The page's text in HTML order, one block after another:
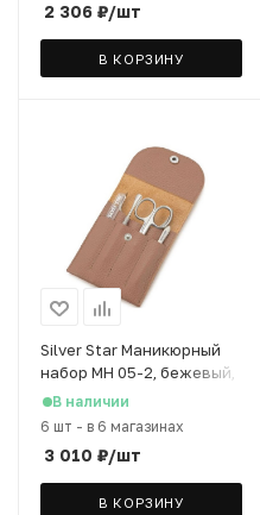
2 306 ₽/шт
В КОРЗИНУ
Silver Star Маникюрный
набор МН 05-2, бежевый,
5 предметов
В наличии
6 шт - в 6 магазинах
3 010 ₽/шт
В КОРЗИНУ